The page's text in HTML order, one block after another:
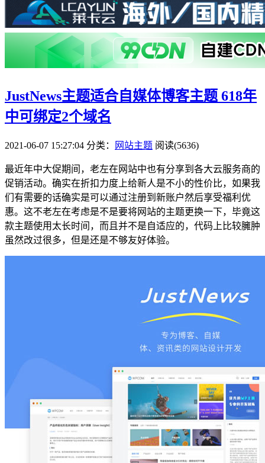
JustNews主题适合自媒体博客主题 618年
中可绑定2个域名
2021-06-07 15:27:04 分类： 网站主题 阅读(5636)
最近年中大促期间，老左在网站中也有分享到各大云服务商的
促销活动。确实在折扣力度上给新人是不小的性价比，如果我
们有需要的话确实是可以通过注册到新账户然后享受福利优
惠。这不老左在考虑是不是要将网站的主题更换一下，毕竟这
款主题使用太长时间，而且并不是自适应的，代码上比较臃肿
虽然改过很多，但是还是不够友好体验。